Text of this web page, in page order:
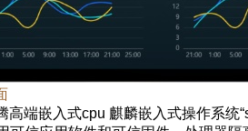
高端嵌入式cpu 麒麟嵌入式操作系统“